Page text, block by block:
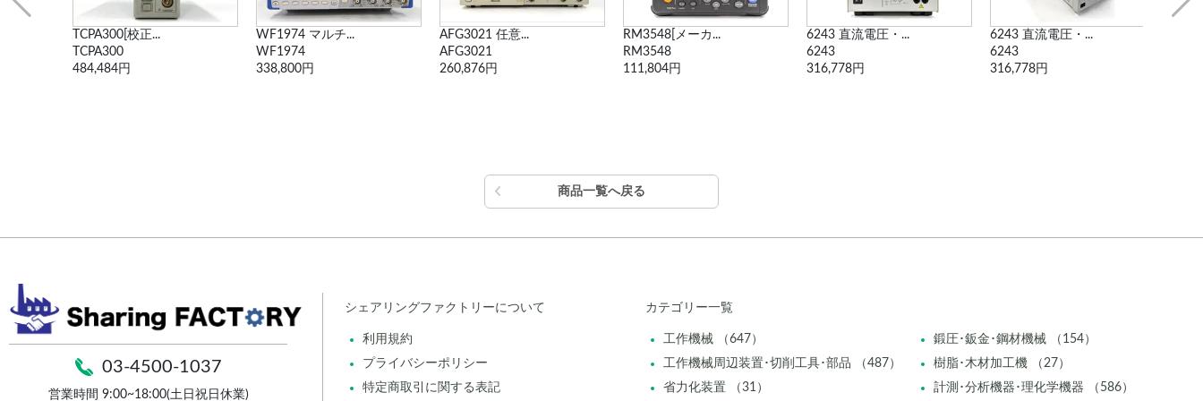
WF1974 マルチ...
WF1974
338,800円
AFG3021 任意...
AFG3021
260,876円
RM3548[メーカ...
RM3548
111,804円
6243 直流電圧・...
6243
316,778円
6243 直流電圧・...
6243
316,778円
4156B 半導体パ...
4156B
2,329,250円
商品一覧へ戻る
03-4500-1037
営業時間 9:00~18:00(土日祝日休業)
シェアリングファクトリーについて
利用規約
プライバシーポリシー
特定商取引に関する表記
カテゴリー一覧
工作機械 （647）
鍛圧･鈑金･鋼材機械 （154）
工作機械周辺装置･切削工具･部品 （487）
樹脂･木材加工機 （27）
省力化装置 （31）
計測･分析機器･理化学機器 （586）